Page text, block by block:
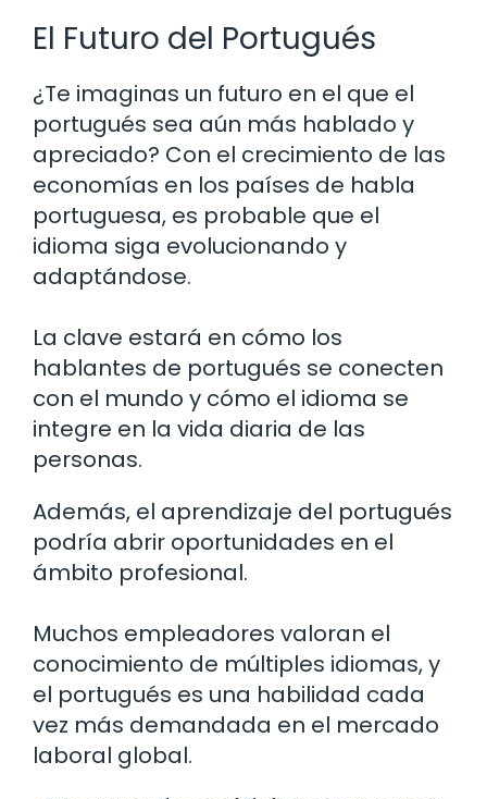
El Futuro del Portugués
¿Te imaginas un futuro en el que el
portugués sea aún más hablado y
apreciado? Con el crecimiento de las
economías en los países de habla
portuguesa, es probable que el
idioma siga evolucionando y
adaptándose.
La clave estará en cómo los
hablantes de portugués se conecten
con el mundo y cómo el idioma se
integre en la vida diaria de las
personas.
Además, el aprendizaje del portugués
podría abrir oportunidades en el
ámbito profesional.
Muchos empleadores valoran el
conocimiento de múltiples idiomas, y
el portugués es una habilidad cada
vez más demandada en el mercado
laboral global.